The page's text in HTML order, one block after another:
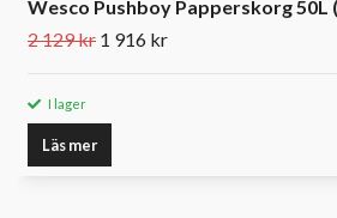
Wesco Pushboy Papperskorg 50L
2 129 kr 1 916 kr
I lager
Läs mer